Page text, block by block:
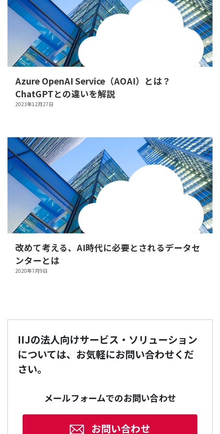
Azure OpenAI Service（AOAI）とは？
ChatGPTとの違いを解説
2023年12月27日
改めて考える、AI時代に必要とされるデータセ
ンターとは
2020年7月9日
IIJの法人向けサービス・ソリューション
については、お気軽にお問い合わせくだ
さい。
メールフォームでのお問い合わせ
お問い合わせ